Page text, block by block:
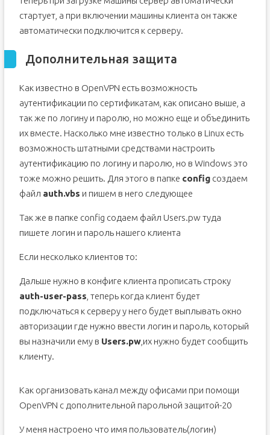
стартует, а при включении машины клиента он также
автоматически подключится к серверу.
Дополнительная защита
Как известно в OpenVPN есть возможность
аутентификации по сертификатам, как описано выше, а
так же по логину и паролю, но можно еще и объединить
их вместе. Насколько мне известно только в Linux есть
возможность штатными средствами настроить
аутентификацию по логину и паролю, но в Windows это
тоже можно решить. Для этого в папке configсоздаем
файл auth.vbs и пишем в него следующее
Так же в папке config содаем файл Users.pw туда
пишете логин и пароль нашего клиента
Если несколько клиентов то:
Дальше нужно в конфиге клиента прописать строку
auth-user-pass , теперь когда клиент будет
подключаться к серверу у него будет выплывать окно
авторизации где нужно ввести логин и пароль, который
вы назначили ему в Users.pw,их нужно будет сообщить
клиенту.
Как организовать канал между офисами при помощи
OpenVPN с дополнительной парольной защитой-20
У меня настроено что имя пользователь(логин)